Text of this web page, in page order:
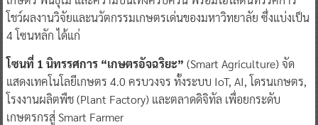
โชว์ผลงานวิจัยและนวัตกรรมเกษตรเด่นของมหาวิทยาลัย ซึ่งแบ่งเป็น
4 โซนหลัก ได้แก่
โซนที่ 1 นิทรรศการ “เกษตรอัจฉริยะ” (Smart Agriculture) จัด
แสดงเทคโนโลยีเกษตร 4.0 ครบวงจร ทั้งระบบ IoT, AI, โดรนเกษตร,
โรงงานผลิตพืช (Plant Factory) และตลาดดิจิทัล เพื่อยกระดับ
เกษตรกรสู่ Smart Farmer